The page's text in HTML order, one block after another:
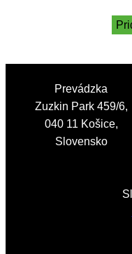
Prevádzka
Zuzkin Park 459/6,
040 11 Košice,
Slovensko